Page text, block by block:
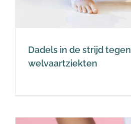
Dadels in de strijd tegen
welvaartziekten